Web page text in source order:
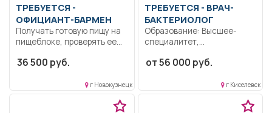
ТРЕБУЕТСЯ -
ОФИЦИАНТ-БАРМЕН
Получать готовую пищу на
пищеблоке, проверять ее
36 500 руб.
г Новокузнецк
ТРЕБУЕТСЯ - ВРАЧ-
БАКТЕРИОЛОГ
Образование: Высшее-
специалитет,
Ответственность.
Коммуникабельность..
Выполнение должностных
обязанностей согласно...
от 56 000 руб.
г Киселевск